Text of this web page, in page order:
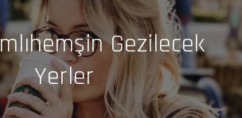
Gezilecek
Yerler